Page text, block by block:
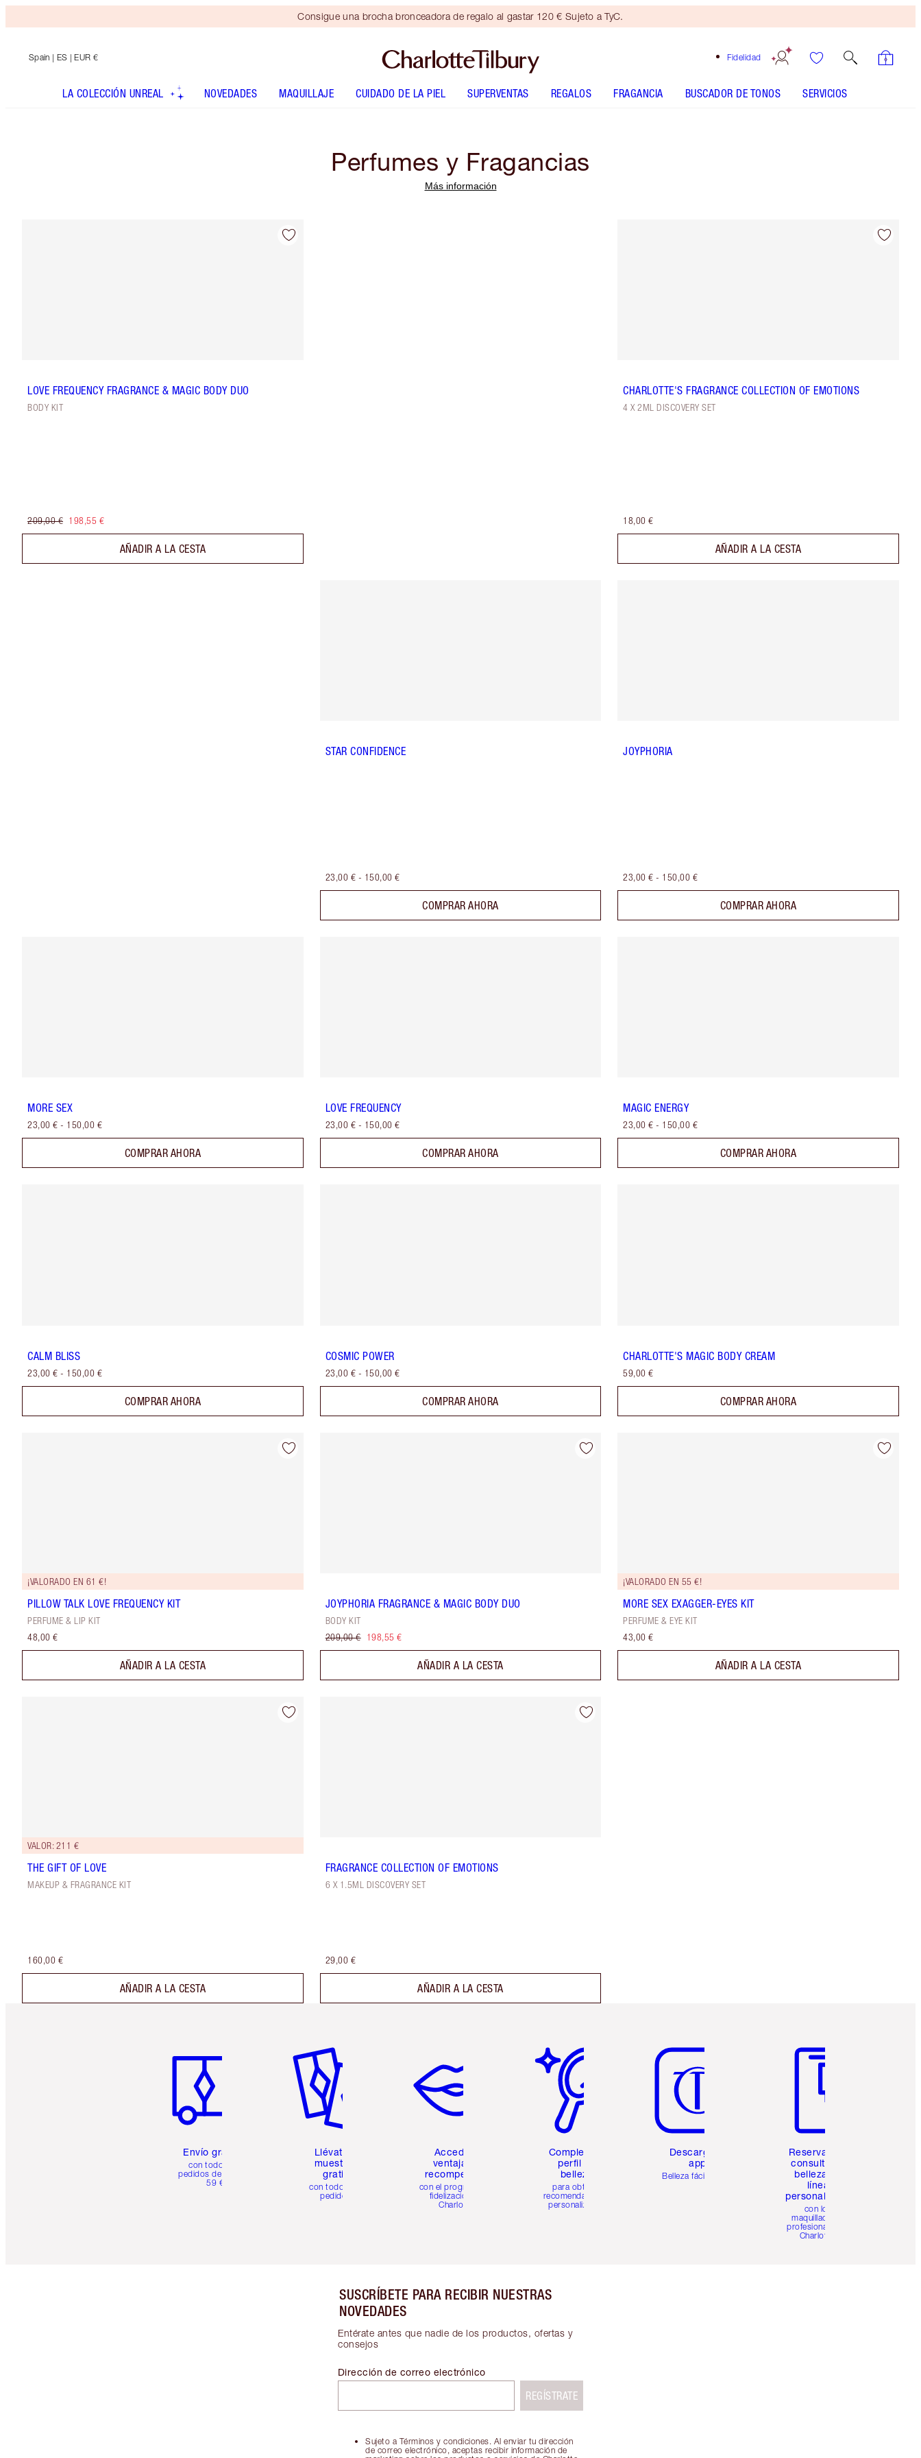
Consigue una brocha bronceadora de regalo al gastar 120 € Sujeto a TyC.
Fidelidad
Spain | ES | EUR €
LA COLECCIÓN UNREAL NOVEDADES MAQUILLAJE CUIDADO DE LA PIEL SUPERVENTAS REGALOS FRAGANCIA BUSCADOR DE TONOS SERVICIOS
Perfumes y Fragancias
Más información
LOVE FREQUENCY FRAGRANCE & MAGIC BODY DUO
BODY KIT
209,00 € 198,55 €
AÑADIR A LA CESTA
CHARLOTTE'S FRAGRANCE COLLECTION OF EMOTIONS
4 X 2ML DISCOVERY SET
18,00 €
AÑADIR A LA CESTA
STAR CONFIDENCE
23,00 € - 150,00 €
COMPRAR AHORA
JOYPHORIA
23,00 € - 150,00 €
COMPRAR AHORA
MORE SEX
23,00 € - 150,00 €
COMPRAR AHORA
LOVE FREQUENCY
23,00 € - 150,00 €
COMPRAR AHORA
MAGIC ENERGY
23,00 € - 150,00 €
COMPRAR AHORA
CALM BLISS
23,00 € - 150,00 €
COMPRAR AHORA
COSMIC POWER
23,00 € - 150,00 €
COMPRAR AHORA
CHARLOTTE'S MAGIC BODY CREAM
59,00 €
COMPRAR AHORA
¡VALORADO EN 61 €!
PILLOW TALK LOVE FREQUENCY KIT
PERFUME & LIP KIT
48,00 €
AÑADIR A LA CESTA
JOYPHORIA FRAGRANCE & MAGIC BODY DUO
BODY KIT
209,00 € 198,55 €
AÑADIR A LA CESTA
¡VALORADO EN 55 €!
MORE SEX EXAGGER-EYES KIT
PERFUME & EYE KIT
43,00 €
AÑADIR A LA CESTA
VALOR: 211 €
THE GIFT OF LOVE
MAKEUP & FRAGRANCE KIT
160,00 €
AÑADIR A LA CESTA
FRAGRANCE COLLECTION OF EMOTIONS
6 X 1.5ML DISCOVERY SET
29,00 €
AÑADIR A LA CESTA
Envío gratuito
con todos los
pedidos de más de
59 €
Llévate 2
muestras
gratis
con todos los
pedidos
Accede a
ventajas y
recompensas
con el programa de
fidelización de
Charlotte
Completa tu
perfil de
belleza
para obtener
recomendaciones
personalizadas
Descarga la
app
Belleza fácil para ti
Reserva una
consulta de
belleza en
línea
personalizada
con los
maquilladores
profesionales de
Charlotte.
SUSCRÍBETE PARA RECIBIR NUESTRAS
NOVEDADES
Entérate antes que nadie de los productos, ofertas y
consejos
Sujeto a Términos y condiciones. Al enviar tu dirección
de correo electrónico, aceptas recibir información de
Dirección de correo electrónico
REGÍSTRATE